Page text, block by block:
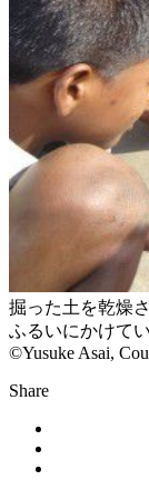
掘った土を乾燥
ふるいにかけて
©Yusuke Asai,
Share